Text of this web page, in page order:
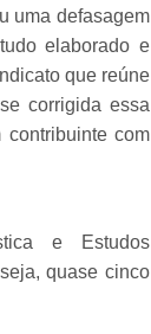
uma defasagem
elaborado e
que reúne
corrigida essa
com
e Estudos
quase cinco